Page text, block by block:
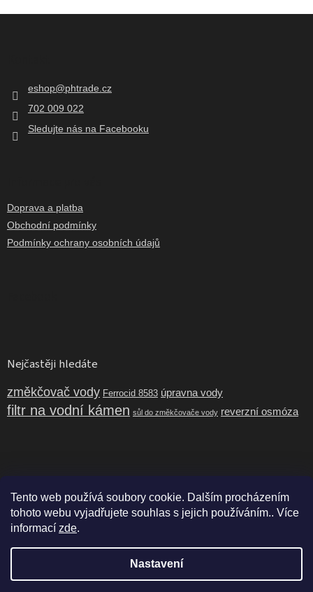
Tento web používá soubory cookie. Dalším procházením
tohoto webu vyjadřujete souhlas s jejich používáním.. Více
informací zde.
Nastavení
eshop@phtrade.cz
702 009 022
Sledujte nás na Facebooku
Doprava a platba
Obchodní podmínky
Podmínky ochrany osobních údajů
Nejčastěji hledáte
změkčovač vody Ferrocid 8583 úpravna vody
filtr na vodní kámen sůl do změkčovače vody reverzní osmóza